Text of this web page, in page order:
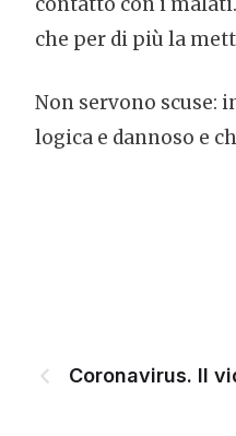
che per di più la
Non servono scuse:
logica e dannoso e
Coronavirus. Il